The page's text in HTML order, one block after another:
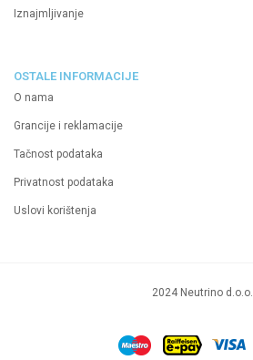
Iznajmljivanje
OSTALE INFORMACIJE
O nama
Grancije i reklamacije
Tačnost podataka
Privatnost podataka
Uslovi korištenja
2024 Neutrino d.o.o.